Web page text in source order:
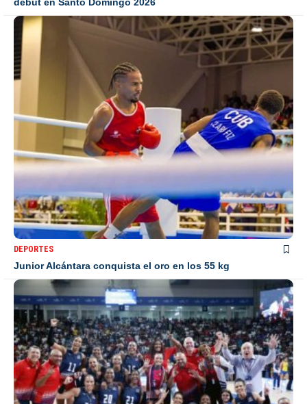
DEPORTES
Junior Alcántara conquista el oro en los 55 kg